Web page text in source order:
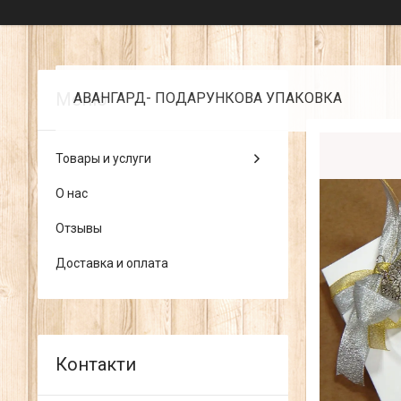
АВАНГАРД- ПОДАРУНКОВА УПАКОВКА
Товары и услуги
О нас
Отзывы
Доставка и оплата